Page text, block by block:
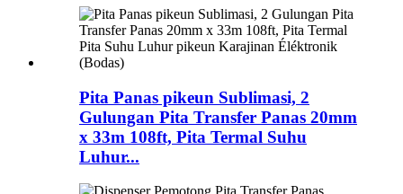
Pita Panas pikeun Sublimasi, 2
Gulungan Pita Transfer Panas 20mm
x 33m 108ft, Pita Termal Suhu
Luhur...